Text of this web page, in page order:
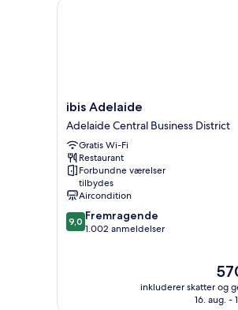
ibis
Adelaide
Adelaide
Central
Business
District
ibis Adelaide
Adelaide Central Business District
Gratis Wi-Fi
Restaurant
Forbundne værelser
tilbydes
Aircondition
9.0
ud
9,0 Fremragende
1.002 anmeldelser
er
570
inkluderer skatter og
16. aug. -